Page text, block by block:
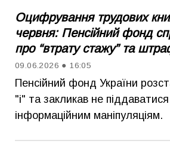
Оцифрування трудових
червня: Пенсійний фонд
про “втрату стажу” та
09.06.2026 ● 16:05
Пенсійний фонд України
"і" та закликав не піддаватися
інформаційним маніпуляціям.